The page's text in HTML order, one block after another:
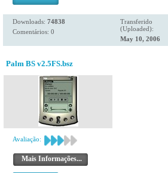
Downloads: 74838
Comentários: 0
Transferido
(Uploaded):
May 10, 2006
Palm BS v2.5FS.bsz
Avaliação:
Mais Informações...